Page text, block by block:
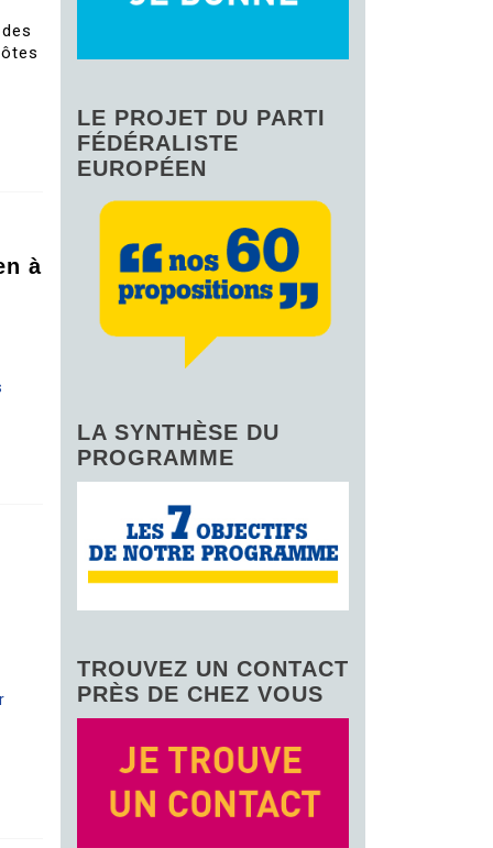
à
LE PROJET DU PARTI
FÉDÉRALISTE
EUROPÉEN
LA SYNTHÈSE DU
PROGRAMME
TROUVEZ UN CONTACT
PRÈS DE CHEZ VOUS